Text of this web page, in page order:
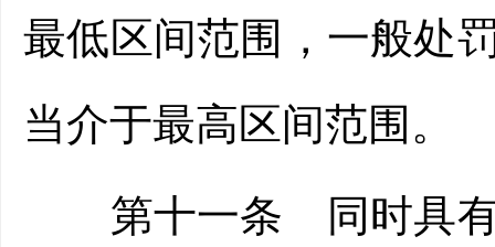
最低区间范围，一般处
当介于最高区间范围。
第十一条 同时具有